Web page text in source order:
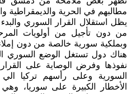
مطالبهم في الحرية والديمقراطية
يظل استقلال القرار السوري
من دون تأجيل من أولويات المرحلة
وبملكية سورية خالصة من دون
هناك دول تستغل الوضع السوري
نفوذها وفرض الوصاية على القرار
السورية وعلى رأسهم تركيا الي
الأخطار الكبيرة على سوريا،